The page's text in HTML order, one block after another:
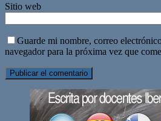
Sitio web
Guarde mi nombre, correo
navegador para la próxima vez que